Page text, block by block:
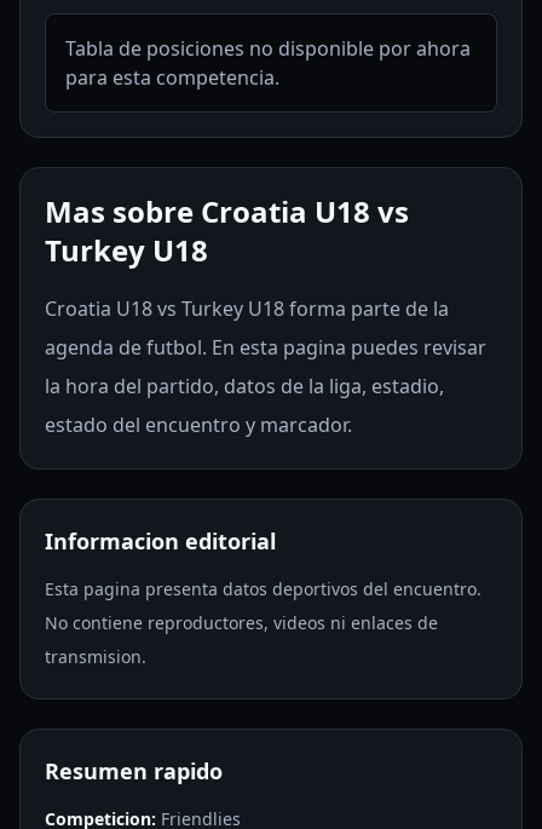
Tabla de posiciones no disponible por ahora
para esta competencia.
Mas sobre Croatia U18 vs
Turkey U18
Croatia U18 vs Turkey U18 forma parte de la
agenda de futbol. En esta pagina puedes revisar
la hora del partido, datos de la liga, estadio,
estado del encuentro y marcador.
Informacion editorial
Esta pagina presenta datos deportivos del encuentro.
No contiene reproductores, videos ni enlaces de
transmision.
Resumen rapido
Competicion: Friendlies